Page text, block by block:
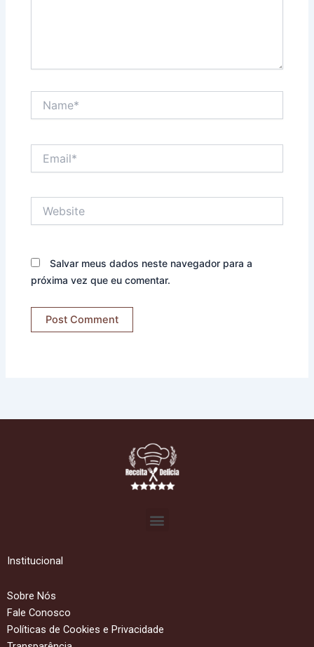
Salvar meus dados neste navegador para a
próxima vez que eu comentar.
Menu
Institucional
Sobre Nós
Fale Conosco
Políticas de Cookies e Privacidade